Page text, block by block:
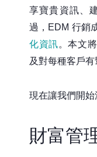
享寶貴資訊、
過，EDM 行銷
化資訊。本文
及對每種客戶有
現在讓我們開始
財富管